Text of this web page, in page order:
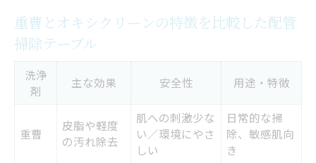
重曹とオキシクリーンの特徴を比較した配管
掃除テーブル
洗浄
剤
主な効果 安全性 用途・特徴
重曹
皮脂や軽度
の汚れ除去
肌への刺激少な
い／環境にやさ
しい
日常的な掃
除、敏感肌向
き